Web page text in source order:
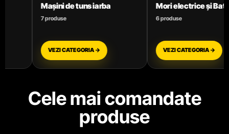
Mori electrice și Batoze
6 produse
VEZI CATEGORIA →
Motoare termice
3 produse
VEZI CATEGORIA →
Cele mai comandate
produse